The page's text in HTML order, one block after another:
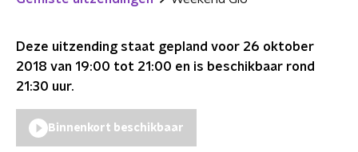
Deze uitzending staat gepland voor 26 oktober
2018 van 19:00 tot 21:00 en is beschikbaar rond
21:30 uur.
Binnenkort beschikbaar